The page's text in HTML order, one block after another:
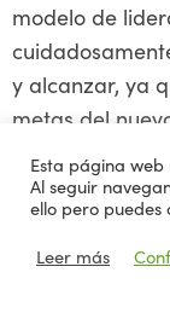
modelo de
y alcanzar, ya
metas del
Esta página
Al seguir
ello pero puedes
Leer más